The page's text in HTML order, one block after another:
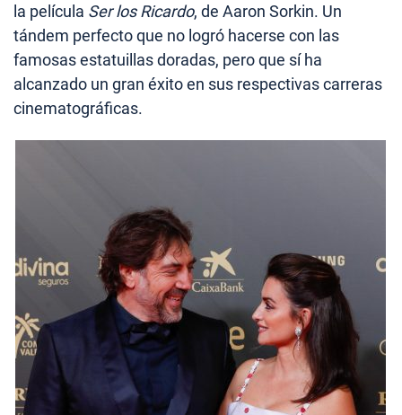
la película Ser los Ricardo, de Aaron Sorkin. Un
tándem perfecto que no logró hacerse con las
famosas estatuillas doradas, pero que sí ha
alcanzado un gran éxito en sus respectivas carreras
cinematográficas.